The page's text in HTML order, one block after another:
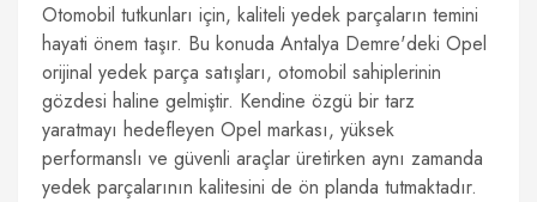
Otomobil tutkunları için, kaliteli yedek parçaların temini
hayati önem taşır. Bu konuda Antalya Demre'deki Opel
orijinal yedek parça satışları, otomobil sahiplerinin
gözdesi haline gelmiştir. Kendine özgü bir tarz
yaratmayı hedefleyen Opel markası, yüksek
performanslı ve güvenli araçlar üretirken aynı zamanda
yedek parçalarının kalitesini de ön planda tutmaktadır.